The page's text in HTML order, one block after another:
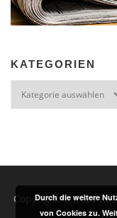
KATEGORIEN
Copyright © 2026
Durch die weitere
von Cookies zu.